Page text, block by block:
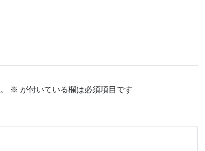
※ が付いている欄は必須項目です